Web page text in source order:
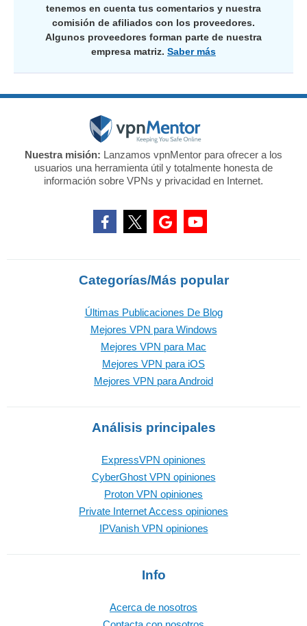
tenemos en cuenta tus comentarios y nuestra
comisión de afiliados con los proveedores.
Algunos proveedores forman parte de nuestra
empresa matriz. Saber más
Nuestra misión: Lanzamos vpnMentor para ofrecer a los
usuarios una herramienta útil y totalmente honesta de
información sobre VPNs y privacidad en Internet.
Categorías/Más popular
Últimas Publicaciones De Blog
Mejores VPN para Windows
Mejores VPN para Mac
Mejores VPN para iOS
Mejores VPN para Android
Análisis principales
ExpressVPN opiniones
CyberGhost VPN opiniones
Proton VPN opiniones
Private Internet Access opiniones
IPVanish VPN opiniones
Info
Acerca de nosotros